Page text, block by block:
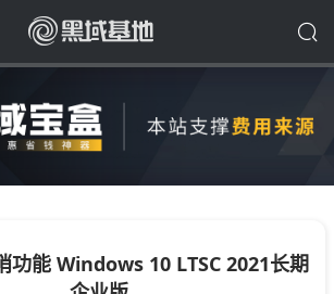
功能 Windows 10 LTSC 2021长期